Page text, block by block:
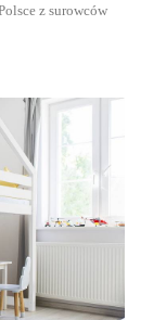
z surowców